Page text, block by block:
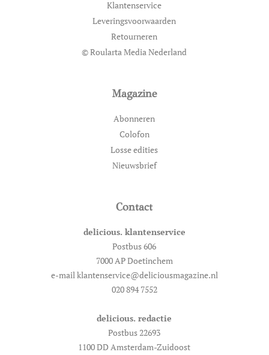
Klantenservice
Leveringsvoorwaarden
Retourneren
© Roularta Media Nederland
Magazine
Abonneren
Colofon
Losse edities
Nieuwsbrief
Contact
delicious. klantenservice
Postbus 606
7000 AP Doetinchem
e-mail klantenservice@deliciousmagazine.nl
020 894 7552
delicious. redactie
Postbus 22693
1100 DD Amsterdam-Zuidoost